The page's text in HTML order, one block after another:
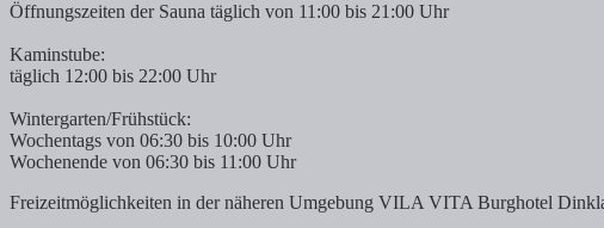
Öffnungszeiten der Sauna täglich von 11:00 bis 21:00 Uhr
Kaminstube:
täglich 12:00 bis 22:00 Uhr
Wintergarten/Frühstück:
Wochentags von 06:30 bis 10:00 Uhr
Wochenende von 06:30 bis 11:00 Uhr
Freizeitmöglichkeiten in der näheren Umgebung VILA VITA Burghotel